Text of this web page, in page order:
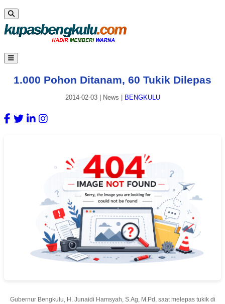
1.000 Pohon Ditanam, 60 Tukik Dilepas
2014-02-03| News BENGKULU
Gubernur Bengkulu, H. Junaidi Hamsyah, S.Ag, M.Pd, saat melepas tukik di